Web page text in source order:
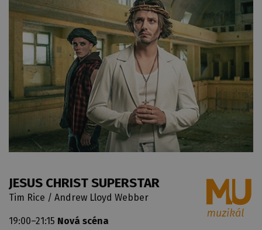
JESUS CHRIST SUPERSTAR
Tim Rice / Andrew Lloyd Webber
19:00–21:15 Nová scéna